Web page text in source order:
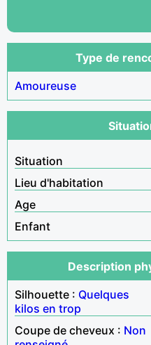
Type de
Amoureuse
Situation
Lieu d'habitation
Age
Enfant
Description
Silhouette : Quelques
kilos en trop
Coupe de cheveux : Non